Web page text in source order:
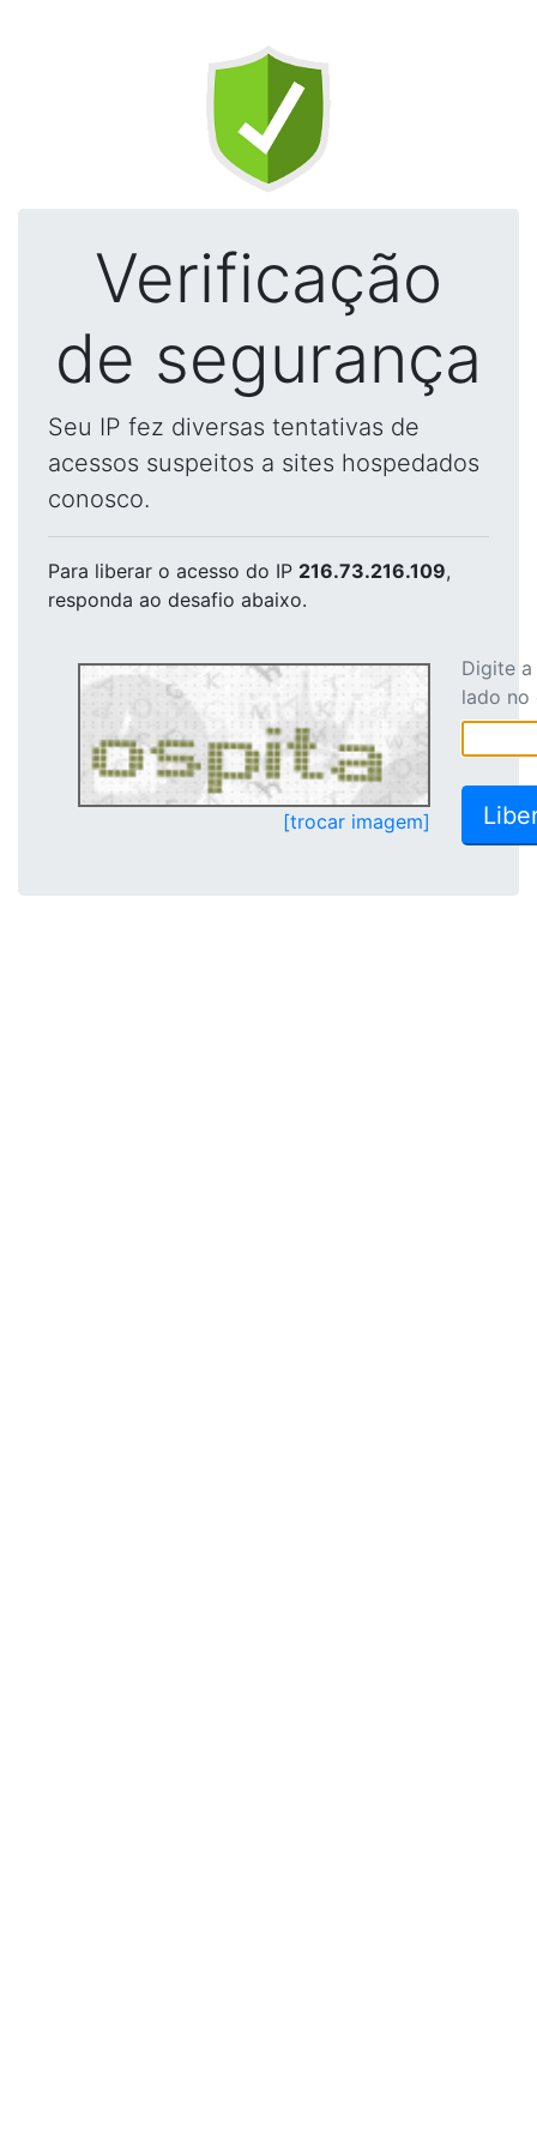
Verificação
de segurança
Seu IP fez diversas tentativas de
acessos suspeitos a sites hospedados
conosco.
Para liberar o acesso do IP 216.73.216.109,
responda ao desafio abaixo.
[trocar imagem]
Digite
lado no